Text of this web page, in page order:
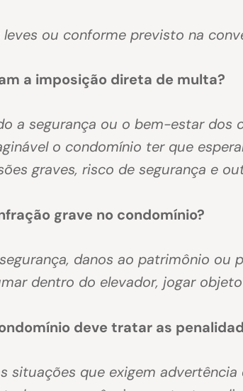
ou conforme previsto na
a imposição direta de multa?
a segurança ou o bem-estar
o condomínio ter que
graves, risco de segurança e
grave no condomínio?
danos ao patrimônio ou
dentro do elevador, jogar
deve tratar as
situações que exigem